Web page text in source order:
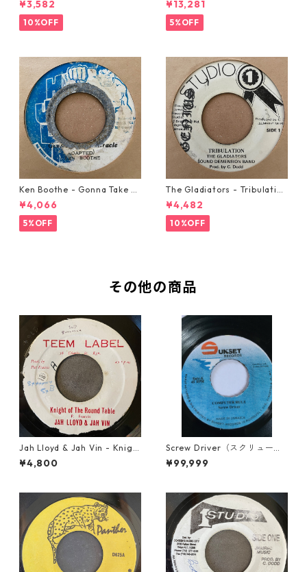
¥3,582
10%OFF
¥13,281
5%OFF
Ken Boothe - Gonna Take A
Miracle【7-21362】
¥4,066
5%OFF
The Gladiators - Tribulation
【7-21365】
¥4,482
10%OFF
その他の商品
Jah Lloyd & Jah Vin - Knigh
t Of The Round Table【7-21
908】
¥4,800
Screw Driver（スクリュード
ライバー） - Computer Rule
【7'】
¥99,999